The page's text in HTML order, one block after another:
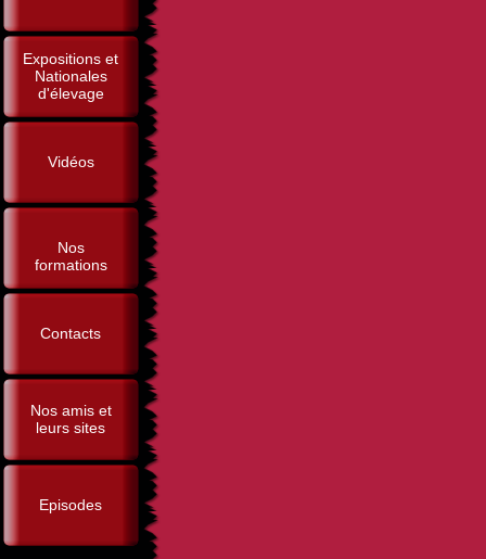
Expositions et
Nationales
d'élevage
Vidéos
Nos
formations
Contacts
Nos amis et
leurs sites
Episodes